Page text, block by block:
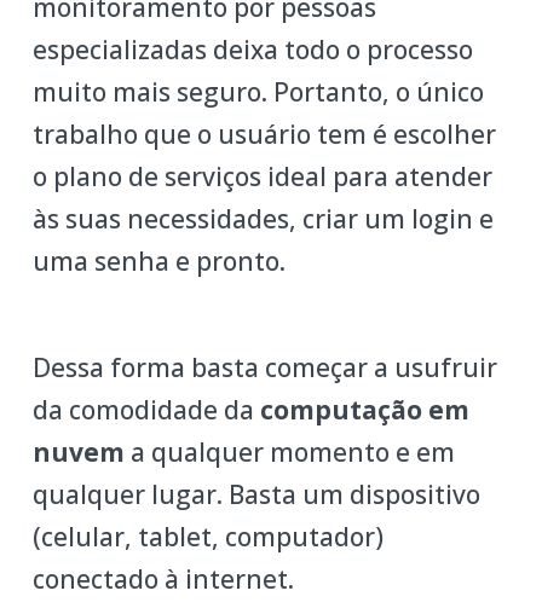
monitoramento por pessoas
especializadas deixa todo o processo
muito mais seguro. Portanto, o único
trabalho que o usuário tem é escolher
o plano de serviços ideal para atender
às suas necessidades, criar um login e
uma senha e pronto.
Dessa forma basta começar a usufruir
da comodidade da computação em
nuvem a qualquer momento e em
qualquer lugar. Basta um dispositivo
(celular, tablet, computador)
conectado à internet.